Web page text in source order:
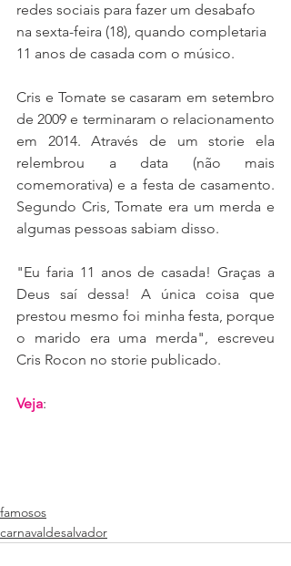
redes sociais para fazer um desabafo
na sexta-feira (18), quando completaria
11 anos de casada com o músico.
Cris e Tomate se casaram em setembro
de 2009 e terminaram o relacionamento
em 2014. Através de um storie ela
relembrou a data (não mais
comemorativa) e a festa de casamento.
Segundo Cris, Tomate era um merda e
algumas pessoas sabiam disso.
"Eu faria 11 anos de casada! Graças a
Deus saí dessa! A única coisa que
prestou mesmo foi minha festa, porque
o marido era uma merda", escreveu
Cris Rocon no storie publicado.
Veja:
famosos
carnavaldesalvador